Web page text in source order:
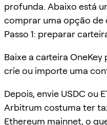
profunda. Abaixo está
comprar uma opção de
Passo 1: preparar
Baixe a carteira
crie ou importe uma
Depois, envie USDC ou
Arbitrum costuma ter
Ethereum mainnet, o